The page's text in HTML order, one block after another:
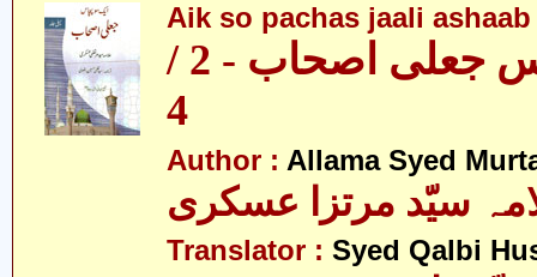
Aik so pachas jaali ashaab
ایک سو پچاس جعلی اصحاب - 2 /
4
Author : Allama Syed
سیّد مرتزا عسکری
Translator : Syed Qalbi